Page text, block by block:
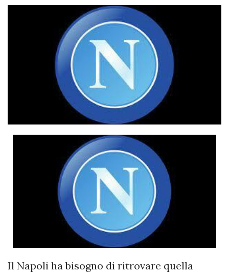
Il Napoli ha bisogno di ritrovare quella